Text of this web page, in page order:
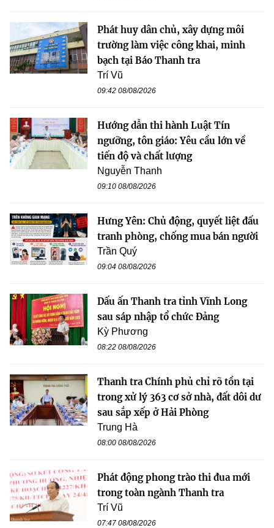
Phát huy dân chủ, xây dựng môi
trường làm việc công khai, minh
bạch tại Báo Thanh tra
Trí Vũ
09:42 08/08/2026
Hướng dẫn thi hành Luật Tín
ngưỡng, tôn giáo: Yêu cầu lớn về
tiến độ và chất lượng
Nguyễn Thanh
09:10 08/08/2026
Hưng Yên: Chủ động, quyết liệt đấu
tranh phòng, chống mua bán người
Trần Quý
09:04 08/08/2026
Dấu ấn Thanh tra tỉnh Vĩnh Long
sau sáp nhập tổ chức Đảng
Kỳ Phương
08:22 08/08/2026
Thanh tra Chính phủ chỉ rõ tồn tại
trong xử lý 363 cơ sở nhà, đất dôi dư
sau sắp xếp ở Hải Phòng
Trung Hà
08:00 08/08/2026
Phát động phong trào thi đua mới
trong toàn ngành Thanh tra
Trí Vũ
07:47 08/08/2026